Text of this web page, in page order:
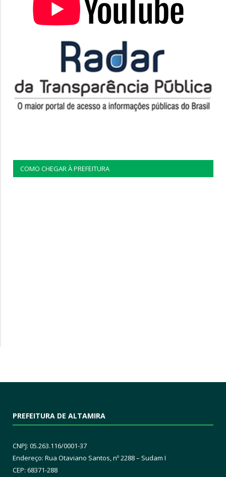
COMO CHEGAR À PREFEITURA
PREFEITURA DE ALTAMIRA
CNPJ: 05.263.116/0001-37
Endereço: Rua Otaviano Santos, nº 2288 – Sudam I
CEP: 68371-288